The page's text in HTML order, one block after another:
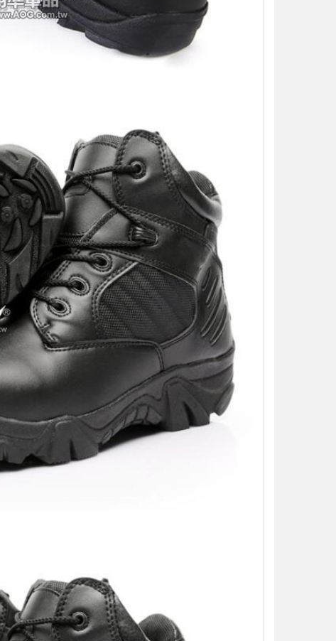
加入購物車
【翔準AOG】S&T UFC M4彈匣 AEG
無聲彈匣(盒裝)5入 130連 沙
DAMAG36VTA M4/AR15系列 電動
槍匣
NT$799元 NT$ 元
加入購物車
【翔準AOG】S&T M4彈匣 300連
【翔準AOG】MIT 橡膠
暴彈 1.14g 100顆罐裝 台灣
密度實心橡膠訓練用途橡
NT$150元